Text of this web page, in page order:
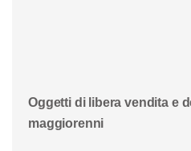
Oggetti di libera vendita e
maggiorenni